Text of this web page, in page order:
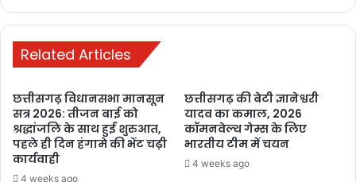
चौपाल के उपरांत मुख्यमंत्री श्री साय प्रधानमंत्री आवास योजना (ग्रामीण) की
Related Articles
छत्तीसगढ़ विधानसभा मानसून
सत्र 2026: तीजन बाई को
श्रद्धांजलि के साथ हुई शुरुआत,
पहले ही दिन हंगामे की भेंट चढ़ी
कार्यवाही
4 weeks ago
छत्तीसगढ़ की बेटी ज्ञानेश्वरी
यादव का कमाल, 2026
कॉमनवेल्थ गेम्स के लिए
भारतीय टीम में चयन
4 weeks ago